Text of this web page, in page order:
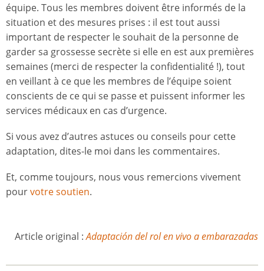
équipe. Tous les membres doivent être informés de la
situation et des mesures prises : il est tout aussi
important de respecter le souhait de la personne de
garder sa grossesse secrète si elle en est aux premières
semaines (merci de respecter la confidentialité !), tout
en veillant à ce que les membres de l’équipe soient
conscients de ce qui se passe et puissent informer les
services médicaux en cas d’urgence.
Si vous avez d’autres astuces ou conseils pour cette
adaptation, dites-le moi dans les commentaires.
Et, comme toujours, nous vous remercions vivement
pourvotre soutien.
Article original :Adaptación del rol en vivo a embarazadas